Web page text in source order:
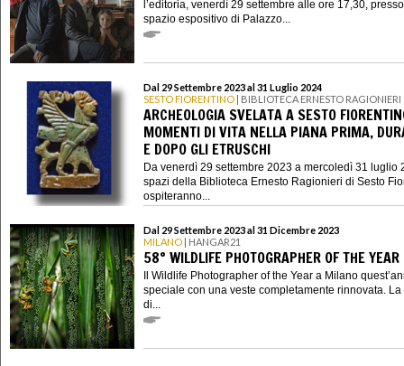
l’editoria, venerdì 29 settembre alle ore 17,30,
spazio espositivo di Palazzo...
Dal 29 Settembre 2023 al 31 Luglio 2024
SESTO FIORENTINO | BIBLIOTECA ERNESTO RAGIONIERI
ARCHEOLOGIA SVELATA A SESTO
MOMENTI DI VITA NELLA PIANA PRIMA,
E DOPO GLI ETRUSCHI
Da venerdì 29 settembre 2023 a mercoledì 31 luglio
spazi della Biblioteca Ernesto Ragionieri di Sesto
ospiteranno...
Dal 29 Settembre 2023 al 31 Dicembre 2023
MILANO | HANGAR21
58° WILDLIFE PHOTOGRAPHER OF THE YEAR
Il Wildlife Photographer of the Year a Milano
speciale con una veste completamente rinnovata. La
di...